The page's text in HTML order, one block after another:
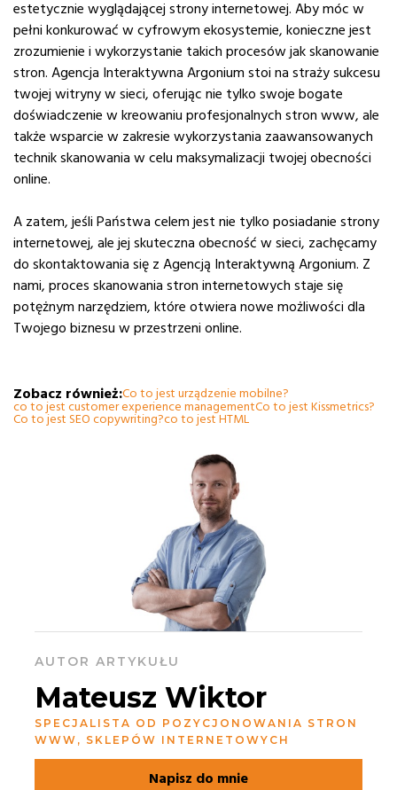
estetycznie wyglądającej strony internetowej. Aby móc w
pełni konkurować w cyfrowym ekosystemie, konieczne jest
zrozumienie i wykorzystanie takich procesów jak skanowanie
stron. Agencja Interaktywna Argonium stoi na straży sukcesu
twojej witryny w sieci, oferując nie tylko swoje bogate
doświadczenie w kreowaniu profesjonalnych stron www, ale
także wsparcie w zakresie wykorzystania zaawansowanych
technik skanowania w celu maksymalizacji twojej obecności
online.
A zatem, jeśli Państwa celem jest nie tylko posiadanie strony
internetowej, ale jej skuteczna obecność w sieci, zachęcamy
do skontaktowania się z Agencją Interaktywną Argonium. Z
nami, proces skanowania stron internetowych staje się
potężnym narzędziem, które otwiera nowe możliwości dla
Twojego biznesu w przestrzeni online.
Zobacz również:Co to jest urządzenie mobilne?
co to jest customer experience managementCo to jest Kissmetrics?
Co to jest SEO copywriting?co to jest HTML
AUTOR ARTYKUŁU
Mateusz Wiktor
SPECJALISTA OD POZYCJONOWANIA STRON
WWW, SKLEPÓW INTERNETOWYCH
Napisz do mnie